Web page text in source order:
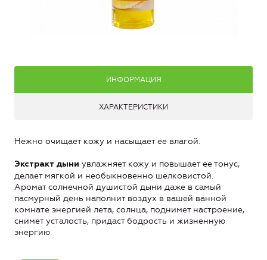
ИНФОРМАЦИЯ
ХАРАКТЕРИСТИКИ
Нежно очищает кожу и насыщает ее влагой.
Экстракт дыни увлажняет кожу и повышает ее тонус,
делает мягкой и необыкновенно шелковистой.
Аромат солнечной душистой дыни даже в самый
пасмурный день наполнит воздух в вашей ванной
комнате энергией лета, солнца, поднимет настроение,
снимет усталость, придаст бодрость и жизненную
энергию.